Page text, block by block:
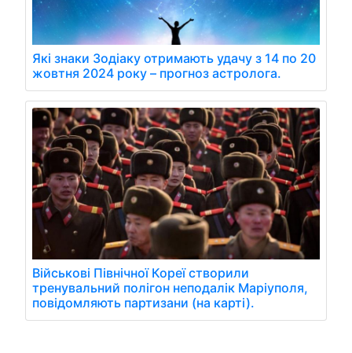
Які знаки Зодіаку отримають удачу з 14 по 20
жовтня 2024 року – прогноз астролога.
Військові Північної Кореї створили
тренувальний полігон неподалік Маріуполя,
повідомляють партизани (на карті).